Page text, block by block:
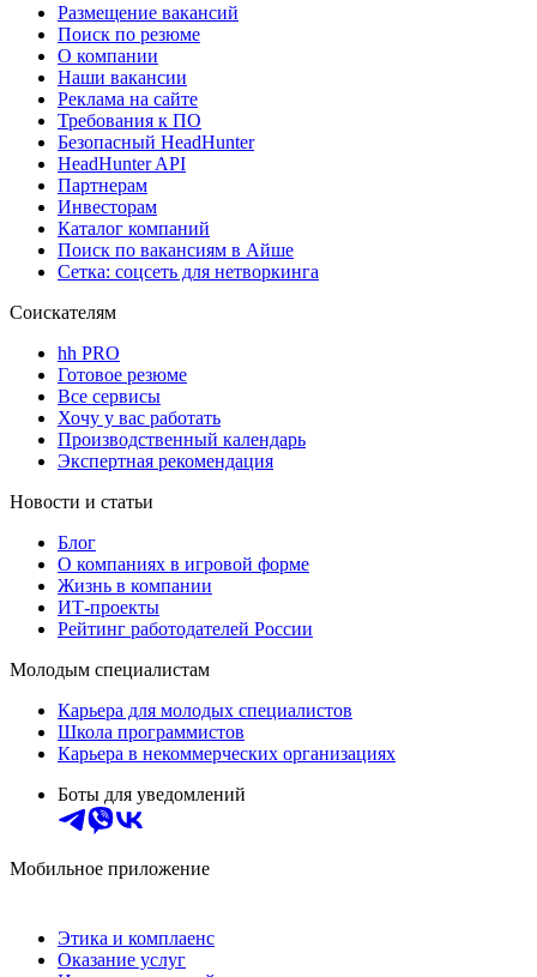
Размещение вакансий
Поиск по резюме
О компании
Наши вакансии
Реклама на сайте
Требования к ПО
Безопасный HeadHunter
HeadHunter API
Партнерам
Инвесторам
Каталог компаний
Поиск по вакансиям в Айше
Сетка: соцсеть для нетворкинга
Соискателям
hh PRO
Готовое резюме
Все сервисы
Хочу у вас работать
Производственный календарь
Экспертная рекомендация
Новости и статьи
Блог
О компаниях в игровой форме
Жизнь в компании
ИТ-проекты
Рейтинг работодателей России
Молодым специалистам
Карьера для молодых специалистов
Школа программистов
Карьера в некоммерческих организациях
Боты для уведомлений
Мобильное приложение
Этика и комплаенс
Оказание услуг